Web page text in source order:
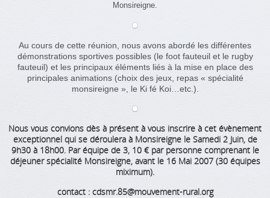
Monsireigne.
Au cours de cette réunion, nous avons abordé les différentes
démonstrations sportives possibles (le foot fauteuil et le rugby
fauteuil) et les principaux éléments liés à la mise en place des
principales animations (choix des jeux, repas « spécialité
monsireigne », le Ki fé Koi…etc.).
Nous vous convions dès à présent à vous inscrire à cet évènement
exceptionnel qui se déroulera à Monsireigne le Samedi 2 Juin, de
9h30 à 18h00. Par équipe de 3, 10 € par personne comprenant le
déjeuner spécialité Monsireigne, avant le 16 Mai 2007 (30 équipes
miximum).
contact : cdsmr.85@mouvement-rural.org